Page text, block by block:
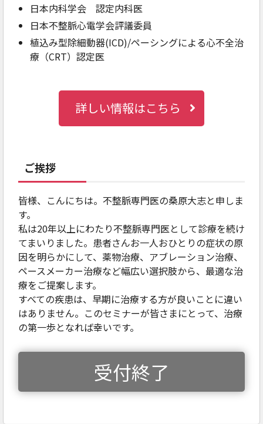
日本内科学会 認定内科医
日本不整脈心電学会評議委員
植込み型除細動器(ICD)/ペーシングによる心不全治
療（CRT）認定医
詳しい情報はこちら
ご挨拶
皆様、こんにちは。不整脈専門医の桑原大志と申しま
す。
私は20年以上にわたり不整脈専門医として診療を続け
てまいりました。患者さんお一人おひとりの症状の原
因を明らかにして、薬物治療、アブレーション治療、
ペースメーカー治療など幅広い選択肢から、最適な治
療をご提案します。
すべての疾患は、早期に治療する方が良いことに違い
はありません。このセミナーが皆さまにとって、治療
の第一歩となれば幸いです。
受付終了